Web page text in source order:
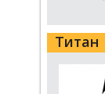
Титан